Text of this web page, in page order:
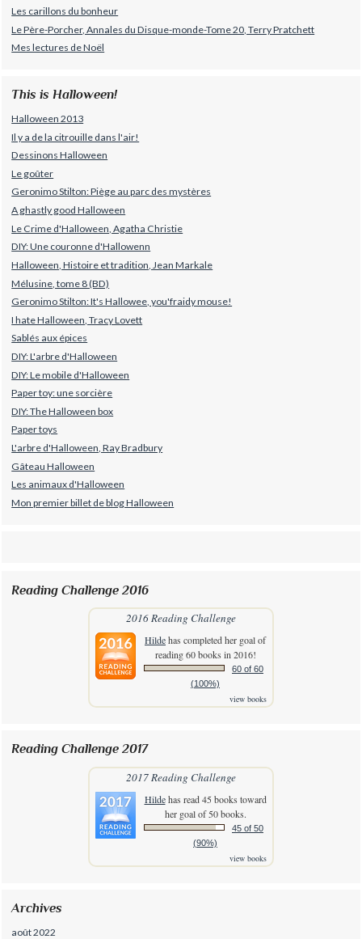
Les carillons du bonheur
Le Père-Porcher, Annales du Disque-monde-Tome 20, Terry Pratchett
Mes lectures de Noël
This is Halloween!
Halloween 2013
Il y a de la citrouille dans l'air!
Dessinons Halloween
Le goûter
Geronimo Stilton: Piège au parc des mystères
A ghastly good Halloween
Le Crime d'Halloween, Agatha Christie
DIY: Une couronne d'Hallowenn
Halloween, Histoire et tradition, Jean Markale
Mélusine, tome 8 (BD)
Geronimo Stilton: It's Hallowee, you'fraidy mouse!
I hate Halloween, Tracy Lovett
Sablés aux épices
DIY: L'arbre d'Halloween
DIY: Le mobile d'Halloween
Paper toy: une sorcière
DIY: The Halloween box
Paper toys
L'arbre d'Halloween, Ray Bradbury
Gâteau Halloween
Les animaux d'Halloween
Mon premier billet de blog Halloween
Reading Challenge 2016
2016 Reading Challenge
Hildehas completed her goal of
reading 60 books in 2016!
60 of 60
(100%)
view books
Reading Challenge 2017
2017 Reading Challenge
Hildehas read 45 books toward
her goal of 50 books.
45 of 50
(90%)
view books
Archives
août 2022